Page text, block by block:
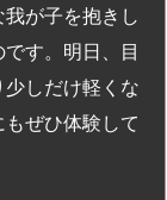
が子を抱きし
す。明日、目
しだけ軽くな
ぜひ体験して